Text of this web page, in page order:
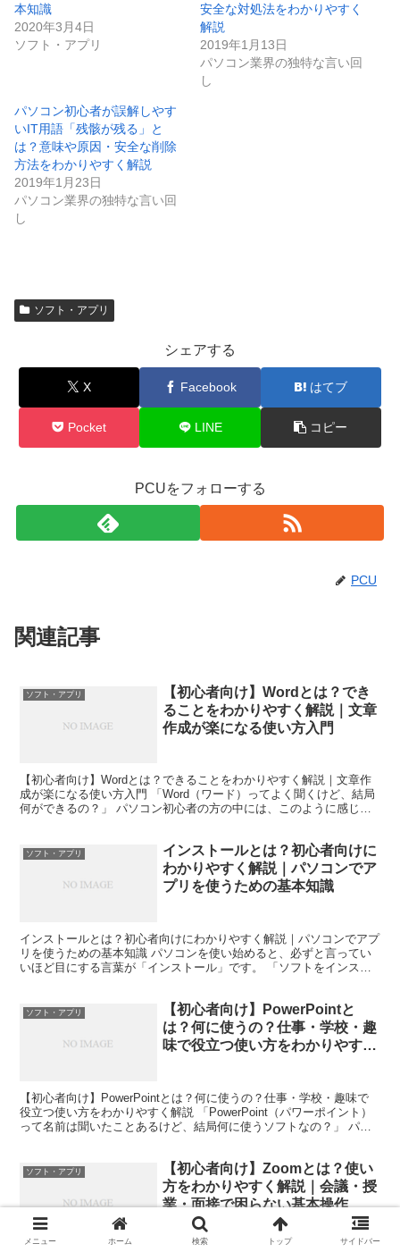
本知識
2020年3月4日
ソフト・アプリ
安全な対処法をわかりやすく
解説
2019年1月13日
パソコン業界の独特な言い回
し
パソコン初心者が誤解しやす
いIT用語「残骸が残る」と
は？意味や原因・安全な削除
方法をわかりやすく解説
2019年1月23日
パソコン業界の独特な言い回
し
ソフト・アプリ
シェアする
X Facebook はてブ
Pocket LINE コピー
PCUをフォローする
PCU
関連記事
ソフト・アプリ
【初心者向け】Wordとは？でき
ることをわかりやすく解説｜文章
作成が楽になる使い方入門
【初心者向け】Wordとは？できることをわかりやすく解説｜文章作
成が楽になる使い方入門 「Word（ワード）ってよく聞くけど、結局
何ができるの？」 パソコン初心者の方の中には、このように感じて
ソフト・アプリ
インストールとは？初心者向けに
わかりやすく解説｜パソコンでア
プリを使うための基本知識
インストールとは？初心者向けにわかりやすく解説｜パソコンでアプ
リを使うための基本知識 パソコンを使い始めると、必ずと言ってい
いほど目にする言葉が「インストール」です。 「ソフトをインスト
ソフト・アプリ
【初心者向け】PowerPointと
は？何に使うの？仕事・学校・趣
味で役立つ使い方をわかりやすく
【初心者向け】PowerPointとは？何に使うの？仕事・学校・趣味で
役立つ使い方をわかりやすく解説 「PowerPoint（パワーポイント）
って名前は聞いたことあるけど、結局何に使うソフトなの？」 パソ
ソフト・アプリ
【初心者向け】Zoomとは？使い
方をわかりやすく解説｜会議・授
業・面接で困らない基本操作
メニュー ホーム 検索 トップ サイドバー